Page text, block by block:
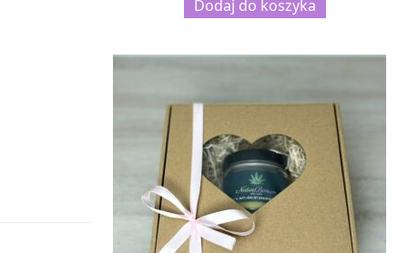
Dodaj do koszyka